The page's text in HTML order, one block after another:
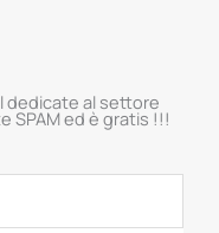
dedicate al settore
SPAM ed è gratis !!!